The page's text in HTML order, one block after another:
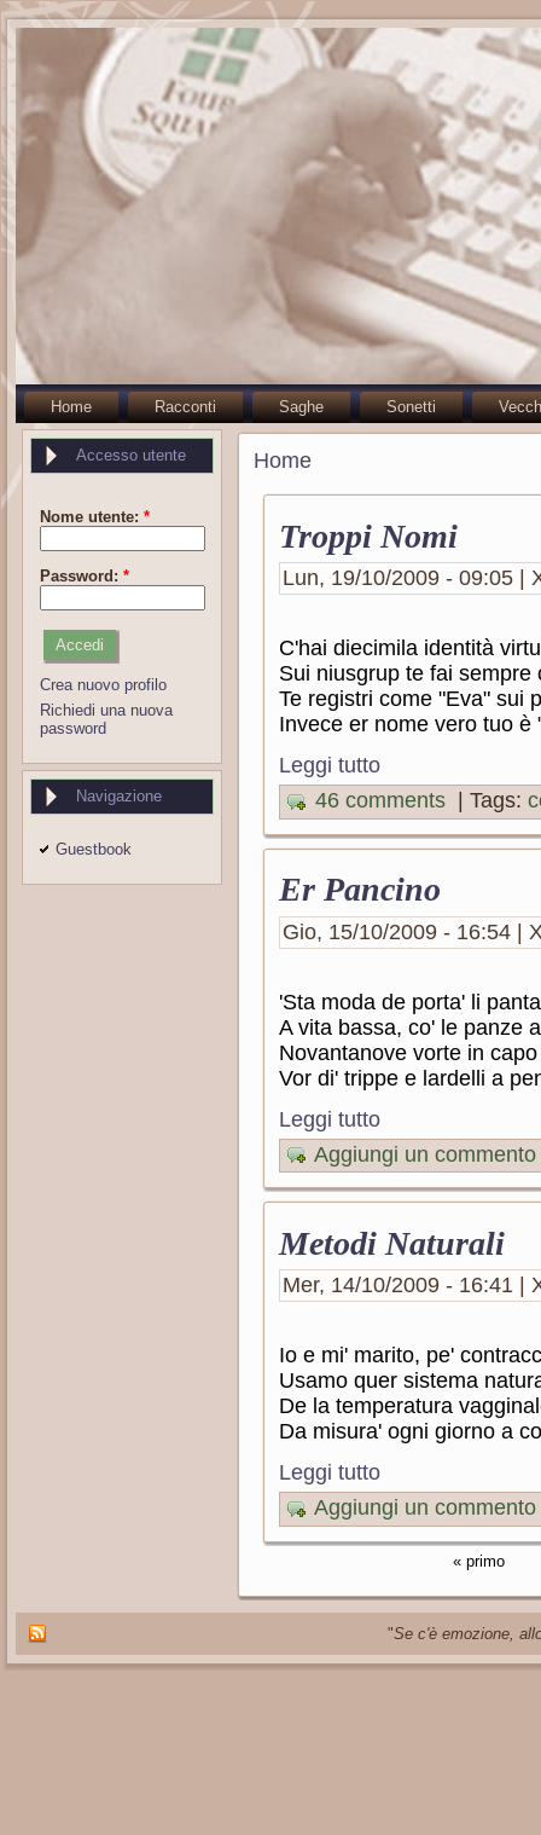
Home Racconti Saghe Sonetti
Accesso utente
Nome utente: *
Password: *
Crea nuovo profilo
Richiedi una nuova
password
Navigazione
Guestbook
Home
Troppi Nomi
Lun, 19/10/2009 - 09:05 |
C'hai diecimila identità
Sui niusgrup te fai sempre
Te registri come "Eva" sui
Invece er nome vero tuo è
Leggi tutto
46 comments | Tags:
Er Pancino
Gio, 15/10/2009 - 16:54 |
'Sta moda de porta' li
A vita bassa, co' le panze
Novantanove vorte in
Vor di' trippe e lardelli a
Leggi tutto
Aggiungi un commento
Metodi Naturali
Mer, 14/10/2009 - 16:41 |
Io e mi' marito, pe'
Usamo quer sistema
De la temperatura
Da misura' ogni giorno a
Leggi tutto
Aggiungi un commento
« primo
"Se c'è emozione,